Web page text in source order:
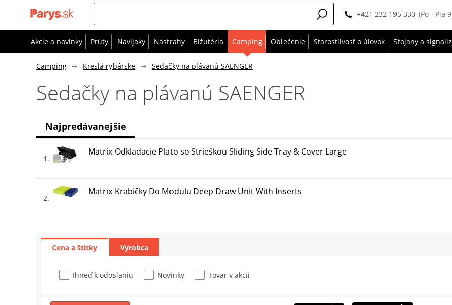
+421 232 195 330 (Po - Pia
Akcie a novinky Prúty Navijaky Nástrahy Bižutéria Camping Oblečenie Starostlivosť o úlovok Stojany a
Camping Kreslá rybárske Sedačky na plávanú SAENGER
Sedačky na plávanú SAENGER
1
Matrix Odkladacie Plato so Strieškou Sliding Side Tray & Cover Large
2
Matrix Krabičky Do Modulu Deep Draw Unit With Inserts
Najpredávanejšie
Cena a štítky
Ihneď k odoslaniu Novinky Tovar v akcii
Výrobca